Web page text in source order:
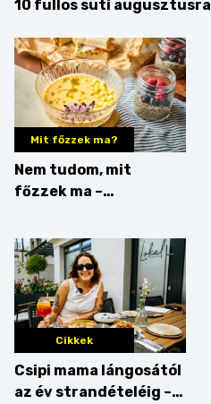
10 fullos süti augusztusra
Mit főzzek ma?
Nem tudom, mit
főzzek ma –
Cikkek
Csipi mama lángosától
az év strandételéig –